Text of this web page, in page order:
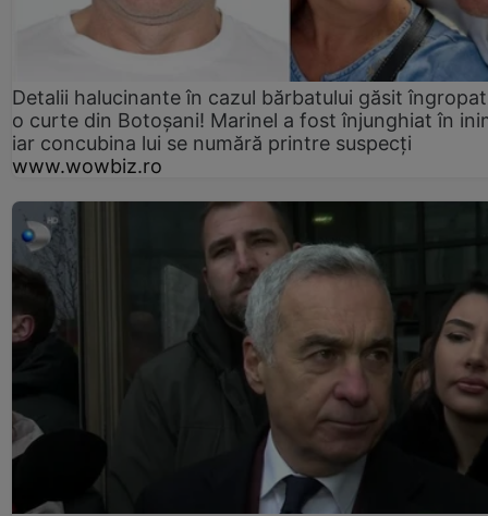
Detalii halucinante în cazul bărbatului găsit
o curte din Botoșani! Marinel a fost înjunghiat în
iar concubina lui se numără printre suspecți
www.wowbiz.ro